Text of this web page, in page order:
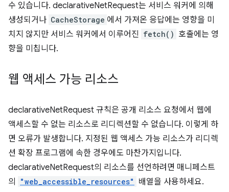
수 있습니다. declarativeNetRequest는 서비스 워커에 의해
생성되거나 CacheStorage 에서 가져온 응답에는 영향을 미
치지 않지만 서비스 워커에서 이루어진 fetch() 호출에는 영
향을 미칩니다.
웹 액세스 가능 리소스
declarativeNetRequest 규칙은 공개 리소스 요청에서 웹에
액세스할 수 없는 리소스로 리디렉션할 수 없습니다. 이렇게 하
면 오류가 발생합니다. 지정된 웹 액세스 가능 리소스가 리디렉
션 확장 프로그램에 속한 경우에도 마찬가지입니다.
declarativeNetRequest의 리소스를 선언하려면 매니페스트
의
"web_accessible_resources" 배열을 사용하세요.